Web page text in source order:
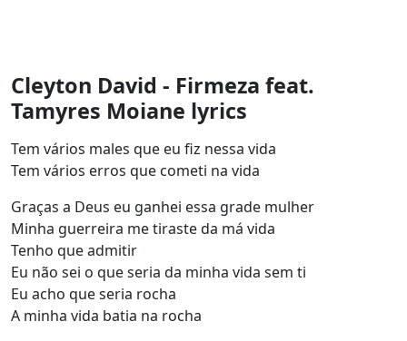
Cleyton David - Firmeza feat.
Tamyres Moiane lyrics
Tem vários males que eu fiz nessa vida
Tem vários erros que cometi na vida
Graças a Deus eu ganhei essa grade mulher
Minha guerreira me tiraste da má vida
Tenho que admitir
Eu não sei o que seria da minha vida sem ti
Eu acho que seria rocha
A minha vida batia na rocha